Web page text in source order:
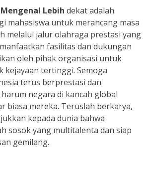
Mengenal Lebih dekat adalah
mahasiswa untuk merancang masa
melalui jalur olahraga prestasi yang
fasilitas dan dukungan
oleh pihak organisasi untuk
kejayaan tertinggi. Semoga
terus berprestasi dan
negara di kancah global
biasa mereka. Teruslah berkarya,
kepada dunia bahwa
sosok yang multitalenta dan siap
gemilang.